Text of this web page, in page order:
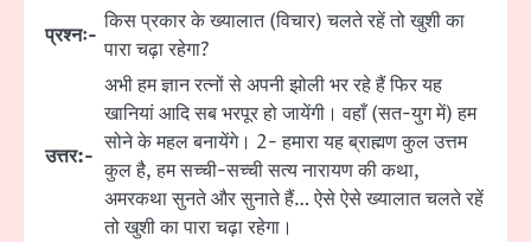
प्रश्नः-
किस प्रकार के ख्यालात (विचार) चलते रहें तो खुशी का
पारा चढ़ा रहेगा?
उत्तर:-
अभी हम ज्ञान रत्नों से अपनी झोली भर रहे हैं फिर यह
खानियां आदि सब भरपूर हो जायेंगी। वहाँ (सत-युग में) हम
सोने के महल बनायेंगे। 2- हमारा यह ब्राह्मण कुल उत्तम
कुल है, हम सच्ची-सच्ची सत्य नारायण की कथा,
अमरकथा सुनते और सुनाते हैं… ऐसे ऐसे ख्यालात चलते रहें
तो खुशी का पारा चढ़ा रहेगा।